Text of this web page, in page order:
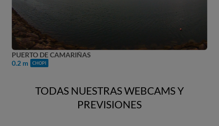
TODAS NUESTRAS WEBCAMS Y
PREVISIONES